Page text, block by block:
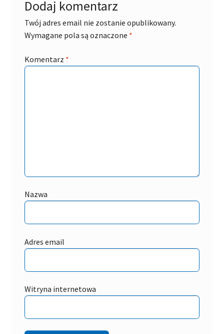
Dodaj komentarz
Twój adres email nie zostanie opublikowany.
Wymagane pola są oznaczone *
Komentarz *
Nazwa
Adres email
Witryna internetowa